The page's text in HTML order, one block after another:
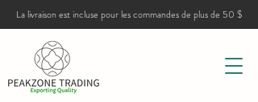
La livraison est incluse pour les commandes de plus de 50 $